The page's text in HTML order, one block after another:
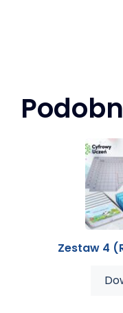
Zestaw 4